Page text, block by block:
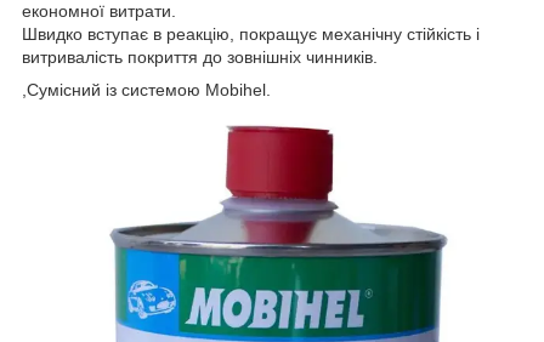
економної витрати.
Швидко вступає в реакцію, покращує механічну стійкість і
витривалість покриття до зовнішніх чинників.
,Сумісний із системою Mobihel.